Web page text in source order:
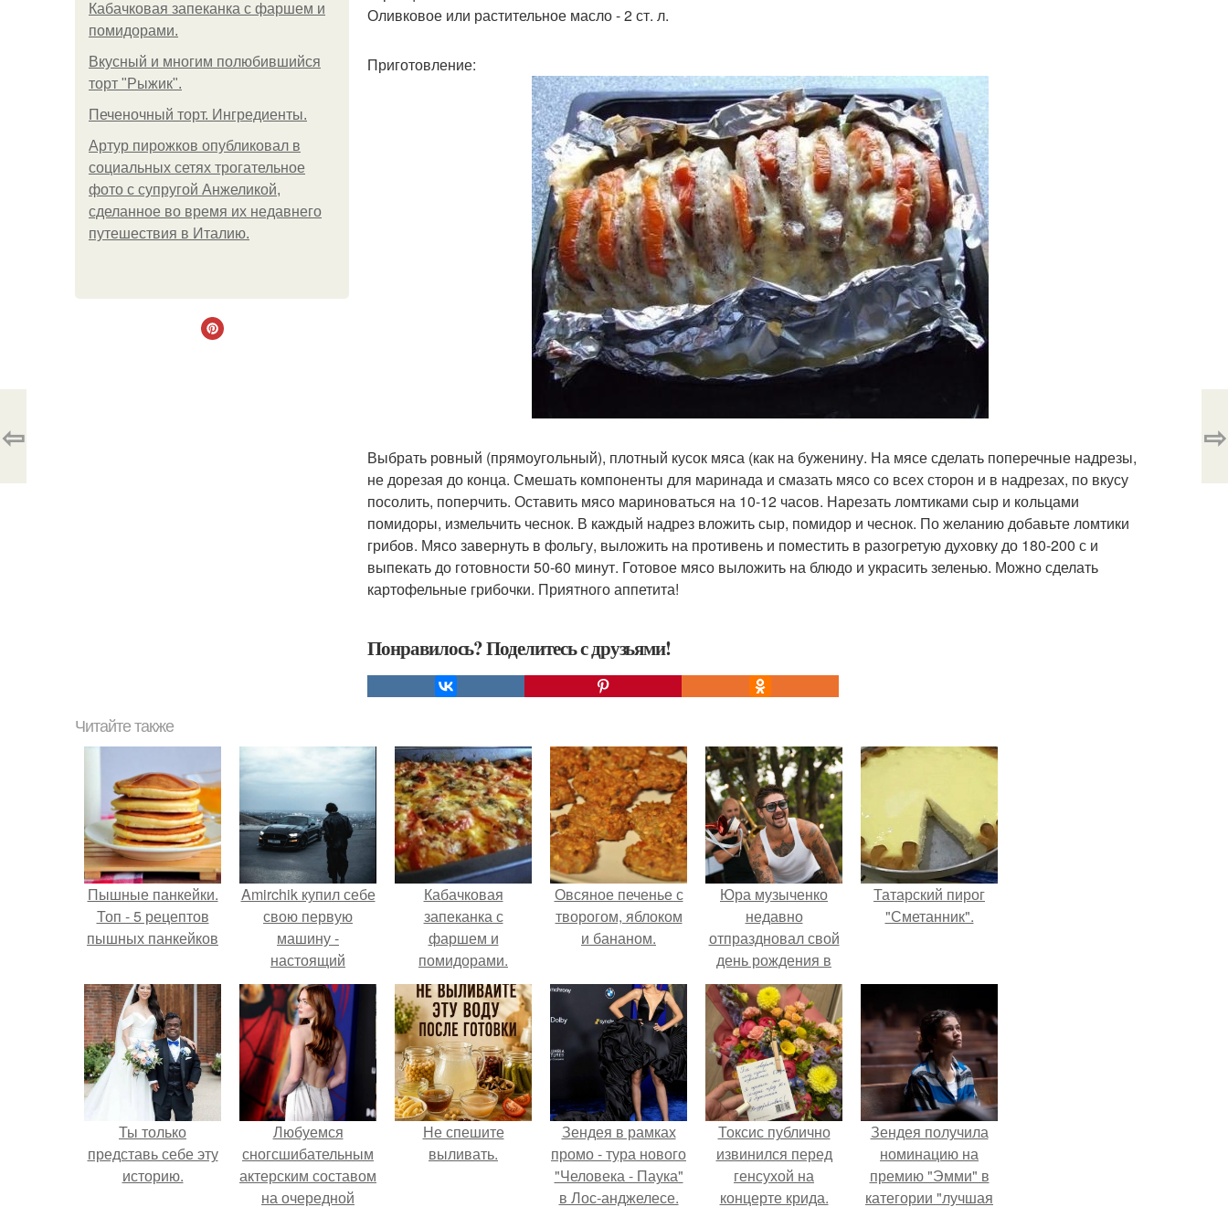
Кабачковая запеканка с фаршем и
помидорами.
Вкусный и многим полюбившийся
торт "Рыжик".
Печеночный торт. Ингредиенты.
Артур пирожков опубликовал в
социальных сетях трогательное
фото с супругой Анжеликой,
сделанное во время их недавнего
путешествия в Италию.
Оливковое или растительное масло - 2 ст. л.
Приготовление:
Выбрать ровный (прямоугольный), плотный кусок мяса (как на буженину. На мясе сделать поперечные надрезы,
не дорезая до конца. Смешать компоненты для маринада и смазать мясо со всех сторон и в надрезах, по вкусу
посолить, поперчить. Оставить мясо мариноваться на 10-12 часов. Нарезать ломтиками сыр и кольцами
помидоры, измельчить чеснок. В каждый надрез вложить сыр, помидор и чеснок. По желанию добавьте ломтики
грибов. Мясо завернуть в фольгу, выложить на противень и поместить в разогретую духовку до 180-200 с и
выпекать до готовности 50-60 минут. Готовое мясо выложить на блюдо и украсить зеленью. Можно сделать
картофельные грибочки. Приятного аппетита!
Понравилось? Поделитесь с друзьями!
⇦ ⇨
Читайте также
Пышные панкейки.
Топ - 5 рецептов
пышных панкейков
Amirchik купил себе
свою первую
машину -
настоящий
автомобиль мечты
для многих
автолюбителей.
Кабачковая
запеканка с
фаршем и
помидорами.
Овсяное печенье с
творогом, яблоком
и бананом.
Юра музыченко
недавно
отпраздновал свой
день рождения в
кругу самых
близких и родных
людей.
Татарский пирог
"Сметанник".
Ты только
представь себе эту
историю.
Любуемся
сногсшибательным
актерским составом
на очередной
Не спешите
выливать.
Зендея в рамках
промо - тура нового
"Человека - Паука"
в Лос-анджелесе.
Токсис публично
извинился перед
генсухой на
концерте крида.
Зендея получила
номинацию на
премию "Эмми" в
категории "лучшая